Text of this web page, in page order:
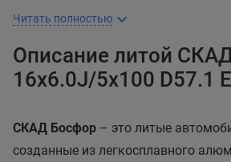
Читать полностью
Описание литой
16x6.0J/5x100 D57.1
СКАД Босфор – это литые
созданные из легкосплавного